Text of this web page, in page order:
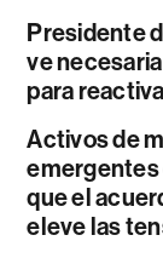
Presidente
ve
para
Activos de
emergentes
que el
eleve las